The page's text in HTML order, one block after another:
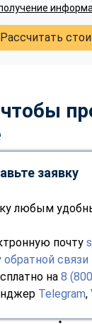
Рассчитать
заявку
любым
почту
связи
на 8
Telegram,